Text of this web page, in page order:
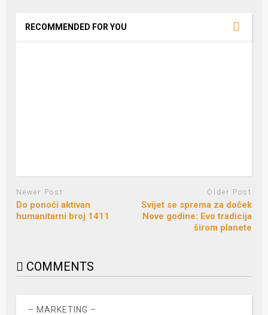
RECOMMENDED FOR YOU
Newer Post
Do ponoći aktivan
humanitarni broj 1411
Older Post
Svijet se sprema za doček
Nove godine: Evo tradicija
širom planete
COMMENTS
– MARKETING –